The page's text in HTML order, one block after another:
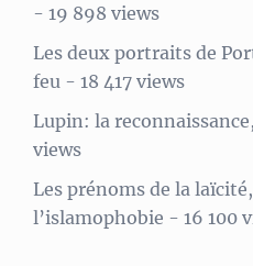
- 19 898 views
Les deux portraits de
feu - 18 417 views
Lupin: la
views
Les prénoms de la
l’islamophobie - 16 100